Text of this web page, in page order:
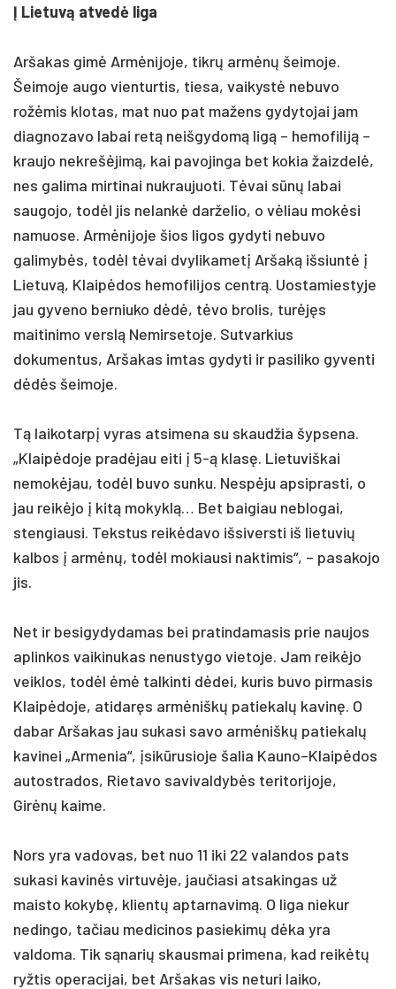
Į Lietuvą atvedė liga
Aršakas gimė Armėnijoje, tikrų armėnų šeimoje.
Šeimoje augo vienturtis, tiesa, vaikystė nebuvo
rožėmis klotas, mat nuo pat mažens gydytojai jam
diagnozavo labai retą neišgydomą ligą – hemofiliją –
kraujo nekrešėjimą, kai pavojinga bet kokia žaizdelė,
nes galima mirtinai nukraujuoti. Tėvai sūnų labai
saugojo, todėl jis nelankė darželio, o vėliau mokėsi
namuose. Armėnijoje šios ligos gydyti nebuvo
galimybės, todėl tėvai dvylikametį Aršaką išsiuntė į
Lietuvą, Klaipėdos hemofilijos centrą. Uostamiestyje
jau gyveno berniuko dėdė, tėvo brolis, turėjęs
maitinimo verslą Nemirsetoje. Sutvarkius
dokumentus, Aršakas imtas gydyti ir pasiliko gyventi
dėdės šeimoje.
Tą laikotarpį vyras atsimena su skaudžia šypsena.
„Klaipėdoje pradėjau eiti į 5-ą klasę. Lietuviškai
nemokėjau, todėl buvo sunku. Nespėju apsiprasti, o
jau reikėjo į kitą mokyklą… Bet baigiau neblogai,
stengiausi. Tekstus reikėdavo išsiversti iš lietuvių
kalbos į armėnų, todėl mokiausi naktimis“, – pasakojo
jis.
Net ir besigydydamas bei pratindamasis prie naujos
aplinkos vaikinukas nenustygo vietoje. Jam reikėjo
veiklos, todėl ėmė talkinti dėdei, kuris buvo pirmasis
Klaipėdoje, atidaręs armėniškų patiekalų kavinę. O
dabar Aršakas jau sukasi savo armėniškų patiekalų
kavinei „Armenia“, įsikūrusioje šalia Kauno–Klaipėdos
autostrados, Rietavo savivaldybės teritorijoje,
Girėnų kaime.
Nors yra vadovas, bet nuo 11 iki 22 valandos pats
sukasi kavinės virtuvėje, jaučiasi atsakingas už
maisto kokybę, klientų aptarnavimą. O liga niekur
nedingo, tačiau medicinos pasiekimų dėka yra
valdoma. Tik sąnarių skausmai primena, kad reikėtų
ryžtis operacijai, bet Aršakas vis neturi laiko,